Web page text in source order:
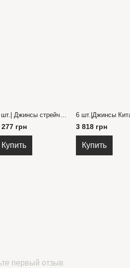
5 шт.| Джинсы стрейч Турция, пояс манжетной резинке, с карманами, однотонные, зауженные 6-10 лет
277 грн
Купить
3 818 грн
Купить
первый отзыв